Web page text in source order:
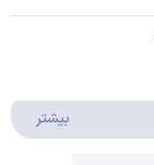
بیشتر